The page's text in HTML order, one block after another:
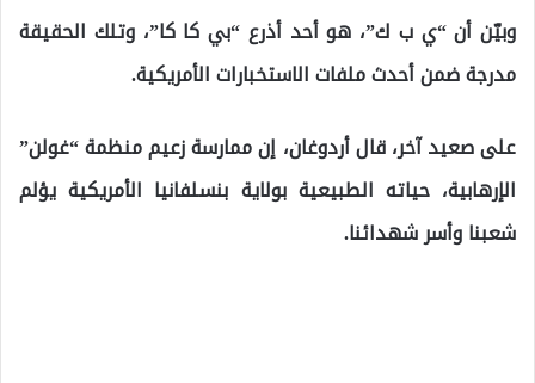
وبيّن أن “ي ب ك”، هو أحد أذرع “بي كا كا”، وتلك الحقيقة
مدرجة ضمن أحدث ملفات الاستخبارات الأمريكية.
على صعيد آخر، قال أردوغان، إن ممارسة زعيم منظمة “غولن”
الإرهابية، حياته الطبيعية بولاية بنسلفانيا الأمريكية يؤلم
شعبنا وأسر شهدائنا.